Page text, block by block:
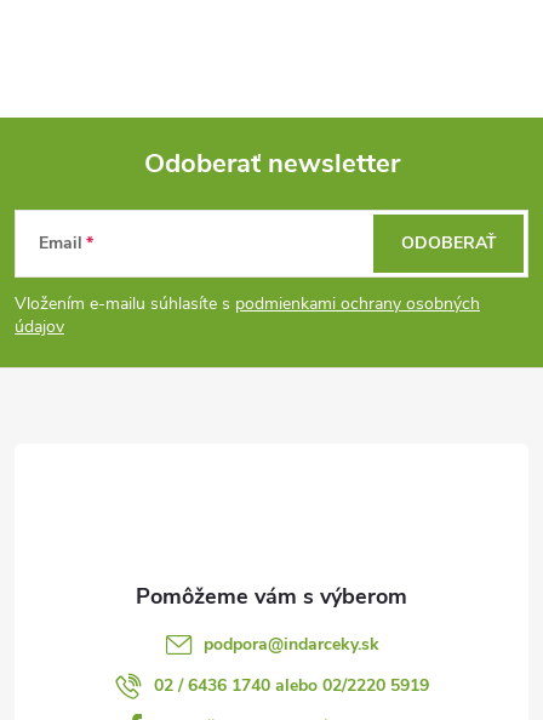
v
v
ý
p
Z
á
p
Odoberať newsletter
Email
Vložením e-mailu súhlasíte s podmienkami ochrany osobných
údajov
ODOBERAŤ
podpora@indarceky.sk
02 / 6436 1740 alebo 02/2220 5919